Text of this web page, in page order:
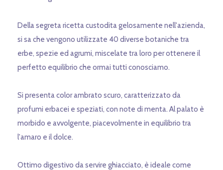
Della segreta ricetta custodita gelosamente nell'azienda,
si sa che vengono utilizzate 40 diverse botaniche tra
erbe, spezie ed agrumi, miscelate tra loro per ottenere il
perfetto equilibrio che ormai tutti conosciamo.
Si presenta color ambrato scuro, caratterizzato da
profumi erbacei e speziati, con note di menta. Al palato è
morbido e avvolgente, piacevolmente in equilibrio tra
l'amaro e il dolce.
Ottimo digestivo da servire ghiacciato, è ideale come